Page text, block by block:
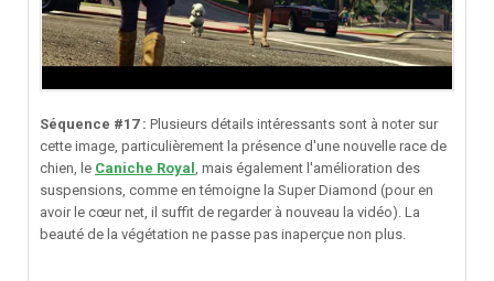
Séquence #17 : Plusieurs détails intéressants sont à noter sur
cette image, particulièrement la présence d'une nouvelle race de
chien, le Caniche Royal , mais également l'amélioration des
suspensions, comme en témoigne la Super Diamond (pour en
avoir le cœur net, il suffit de regarder à nouveau la vidéo). La
beauté de la végétation ne passe pas inaperçue non plus.